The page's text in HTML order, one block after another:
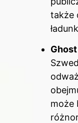
także
może